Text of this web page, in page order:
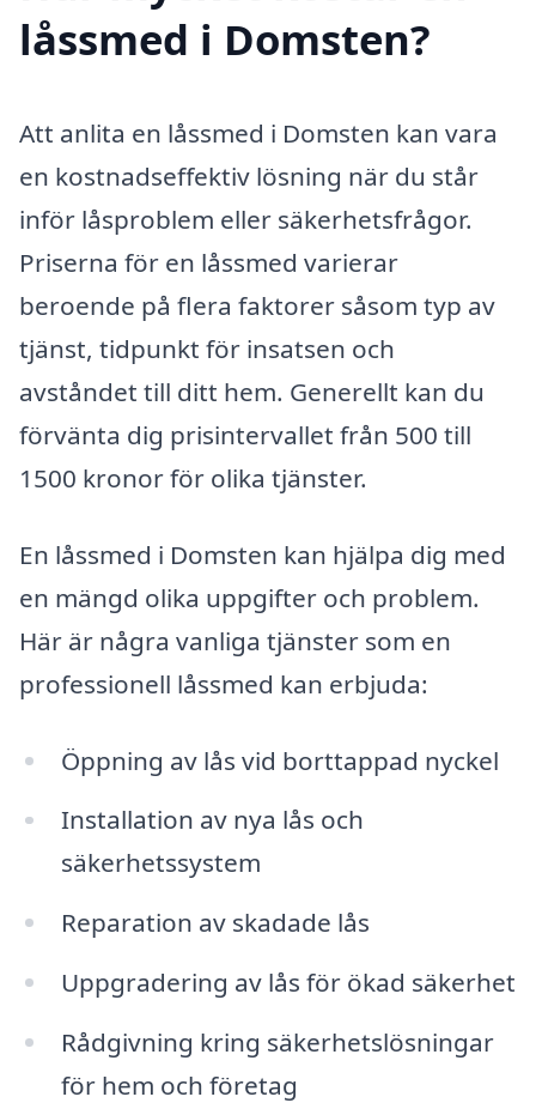
låssmed i Domsten?
Att anlita en låssmed i Domsten kan vara
en kostnadseffektiv lösning när du står
inför låsproblem eller säkerhetsfrågor.
Priserna för en låssmed varierar
beroende på flera faktorer såsom typ av
tjänst, tidpunkt för insatsen och
avståndet till ditt hem. Generellt kan du
förvänta dig prisintervallet från 500 till
1500 kronor för olika tjänster.
En låssmed i Domsten kan hjälpa dig med
en mängd olika uppgifter och problem.
Här är några vanliga tjänster som en
professionell låssmed kan erbjuda:
Öppning av lås vid borttappad nyckel
Installation av nya lås och
säkerhetssystem
Reparation av skadade lås
Uppgradering av lås för ökad säkerhet
Rådgivning kring säkerhetslösningar
för hem och företag